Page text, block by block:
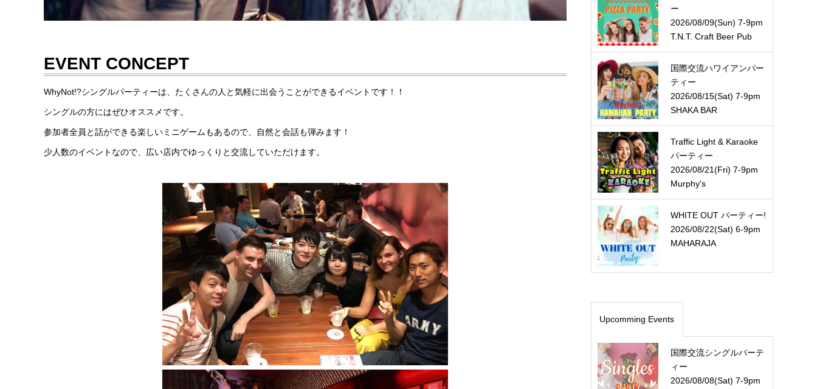
EVENT CONCEPT
WhyNot!?シングルパーティーは、たくさんの人と気軽に出会うことができるイベントです！！
シングルの方にはぜひオススメです。
参加者全員と話ができる楽しいミニゲームもあるので、自然と会話も弾みます！
少人数のイベントなので、広い店内でゆっくりと交流していただけます。
ー
2026/08/09(Sun) 7-9pm
T.N.T. Craft Beer Pub
国際交流ハワイアンパー
ティー
2026/08/15(Sat) 7-9pm
SHAKA BAR
Traffic Light & Karaoke
パーティー
2026/08/21(Fri) 7-9pm
Murphy's
WHITE OUT パーティー!
2026/08/22(Sat) 6-9pm
MAHARAJA
Upcomming Events
国際交流シングルパーテ
ィー
2026/08/08(Sat) 7-9pm